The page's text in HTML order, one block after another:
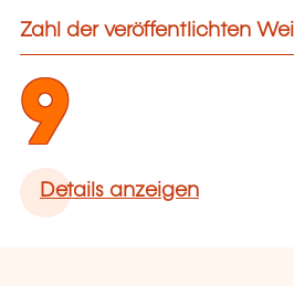
Zahl der veröffentlichten
9
Details anzeigen